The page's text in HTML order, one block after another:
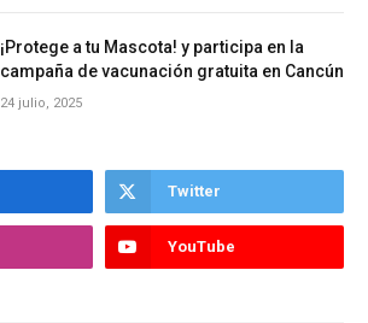
¡Protege a tu Mascota! y participa en la
campaña de vacunación gratuita en Cancún
24 julio, 2025
Twitter
YouTube